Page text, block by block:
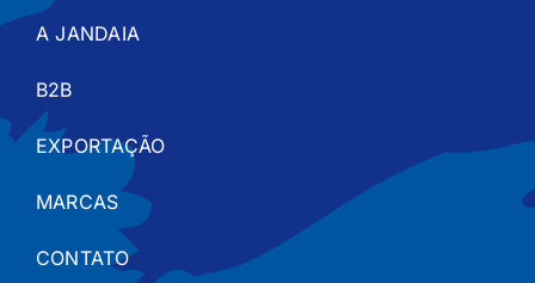
A JANDAIA
B2B
EXPORTAÇÃO
MARCAS
CONTATO